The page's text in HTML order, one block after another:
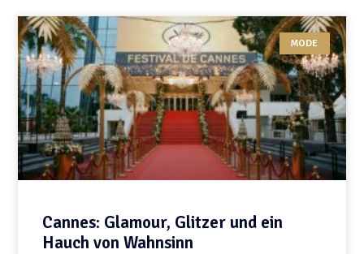
MODE
Cannes: Glamour, Glitzer und ein
Hauch von Wahnsinn